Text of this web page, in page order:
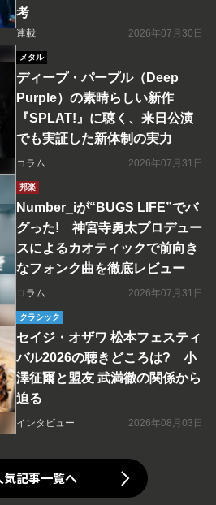
考
連載 2026年07月30日
メタル
ディープ・パープル（Deep
Purple）の素晴らしい新作
『SPLAT!』に聴く、来日公演
でも実証した新体制の実力
コラム 2026年07月31日
邦楽
Number_iが“BUGS LIFE”でバ
グった! 神宮寺勇太プロデュー
スによるカオティックで前向き
なフォンク曲を徹底レビュー
コラム 2026年07月31日
クラシック
セイジ・オザワ 松本フェスティ
バル2026の聴きどころは? 小
澤征爾と盟友 武満徹の関係から
迫る
インタビュー 2026年08月03日
気記事一覧へ